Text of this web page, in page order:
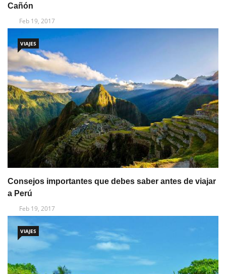
Cañón
Feb 19, 2017
VIAJES
Consejos importantes que debes saber antes de viajar
a Perú
Feb 19, 2017
VIAJES